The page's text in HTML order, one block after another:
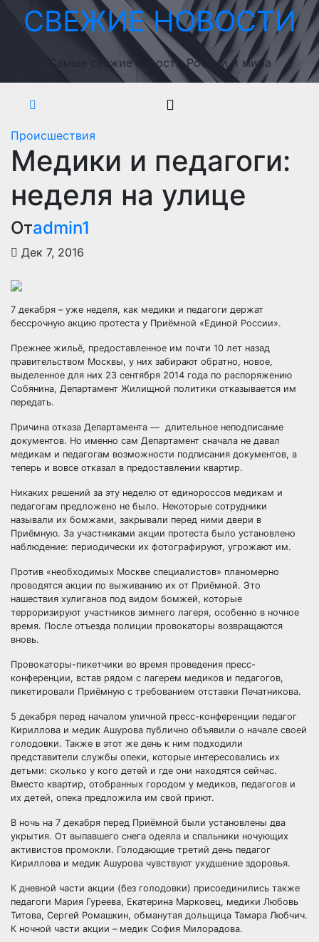
ПерейтиСВЕЖИЕ НОВОСТИ
Самые свежие новости России и мира
Происшествия
Медики и педагоги:
неделя на улице
Отadmin1
Дек 7, 2016
7 декабря – уже неделя, как медики и педагоги держат
бессрочную акцию протеста у Приёмной «Единой России».
Прежнее жильё, предоставленное им почти 10 лет назад
правительством Москвы, у них забирают обратно, новое,
выделенное для них 23 сентября 2014 года по распоряжению
Собянина, Департамент Жилищной политики отказывается им
передать.
Причина отказа Департамента — длительное неподписание
документов. Но именно сам Департамент сначала не давал
медикам и педагогам возможности подписания документов, а
теперь и вовсе отказал в предоставлении квартир.
Никаких решений за эту неделю от единороссов медикам и
педагогам предложено не было. Некоторые сотрудники
называли их бомжами, закрывали перед ними двери в
Приёмную. За участниками акции протеста было установлено
наблюдение: периодически их фотографируют, угрожают им.
Против «необходимых Москве специалистов» планомерно
проводятся акции по выживанию их от Приёмной. Это
нашествия хулиганов под видом бомжей, которые
терроризируют участников зимнего лагеря, особенно в ночное
время. После отъезда полиции провокаторы возвращаются
вновь.
Провокаторы-пикетчики во время проведения пресс-
конференции, встав рядом с лагерем медиков и педагогов,
пикетировали Приёмную с требованием отставки Печатникова.
5 декабря перед началом уличной пресс-конференции педагог
Кириллова и медик Ашурова публично объявили о начале своей
голодовки. Также в этот же день к ним подходили
представители службы опеки, которые интересовались их
детьми: сколько у кого детей и где они находятся сейчас.
Вместо квартир, отобранных городом у медиков, педагогов и
их детей, опека предложила им свой приют.
В ночь на 7 декабря перед Приёмной были установлены два
укрытия. От выпавшего снега одеяла и спальники ночующих
активистов промокли. Голодающие третий день педагог
Кириллова и медик Ашурова чувствуют ухудшение здоровья.
К дневной части акции (без голодовки) присоединились также
педагоги Мария Гуреева, Екатерина Марковец, медики Любовь
Титова, Сергей Ромашкин, обманутая дольщица Тамара Любчич.
К ночной части акции – медик София Милорадова.